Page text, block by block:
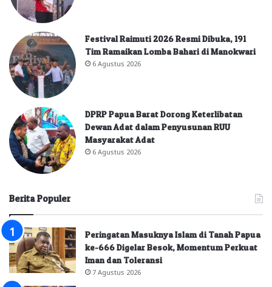
Festival Raimuti 2026 Resmi Dibuka, 191
Tim Ramaikan Lomba Bahari di Manokwari
6 Agustus 2026
DPRP Papua Barat Dorong Keterlibatan
Dewan Adat dalam Penyusunan RUU
Masyarakat Adat
6 Agustus 2026
Berita Populer
Peringatan Masuknya Islam di Tanah Papua
ke-666 Digelar Besok, Momentum Perkuat
Iman dan Toleransi
7 Agustus 2026